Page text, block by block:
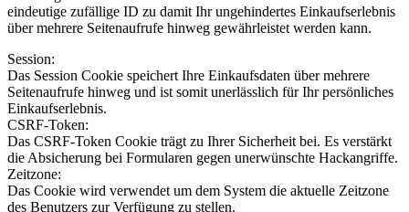
eindeutige zufällige ID zu damit Ihr ungehindertes Einkaufserlebnis
über mehrere Seitenaufrufe hinweg gewährleistet werden kann.
Session:
Das Session Cookie speichert Ihre Einkaufsdaten über mehrere
Seitenaufrufe hinweg und ist somit unerlässlich für Ihr persönliches
Einkaufserlebnis.
CSRF-Token:
Das CSRF-Token Cookie trägt zu Ihrer Sicherheit bei. Es verstärkt
die Absicherung bei Formularen gegen unerwünschte Hackangriffe.
Zeitzone:
Das Cookie wird verwendet um dem System die aktuelle Zeitzone
des Benutzers zur Verfügung zu stellen.